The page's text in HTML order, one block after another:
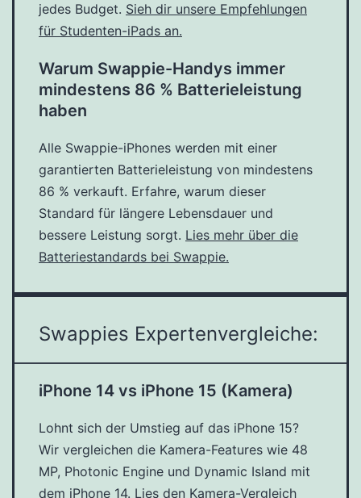
jedes Budget. Sieh dir unsere Empfehlungen
für Studenten-iPads an.
Warum Swappie-Handys immer
mindestens 86 % Batterieleistung
haben
Alle Swappie-iPhones werden mit einer
garantierten Batterieleistung von mindestens
86 % verkauft. Erfahre, warum dieser
Standard für längere Lebensdauer und
bessere Leistung sorgt. Lies mehr über die
Batteriestandards bei Swappie.
Swappies Expertenvergleiche:
iPhone 14 vs iPhone 15 (Kamera)
Lohnt sich der Umstieg auf das iPhone 15?
Wir vergleichen die Kamera-Features wie 48
MP, Photonic Engine und Dynamic Island mit
dem iPhone 14. Lies den Kamera-Vergleich